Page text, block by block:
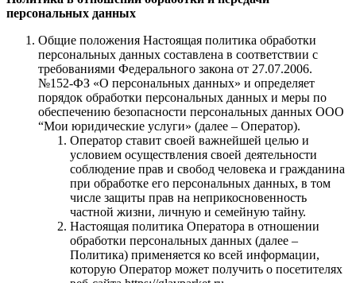
персональных данных
Общие положения Настоящая политика обработки
персональных данных составлена в соответствии с
требованиями Федерального закона от 27.07.2006.
№152-ФЗ «О персональных данных» и определяет
порядок обработки персональных данных и меры по
обеспечению безопасности персональных данных ООО
“Мои юридические услуги» (далее – Оператор).
Оператор ставит своей важнейшей целью и
условием осуществления своей деятельности
соблюдение прав и свобод человека и гражданина
при обработке его персональных данных, в том
числе защиты прав на неприкосновенность
частной жизни, личную и семейную тайну.
Настоящая политика Оператора в отношении
обработки персональных данных (далее –
Политика) применяется ко всей информации,
которую Оператор может получить о посетителях